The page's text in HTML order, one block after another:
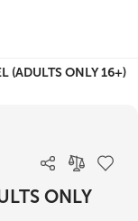
(ADULTS ONLY 16+)
ONLY